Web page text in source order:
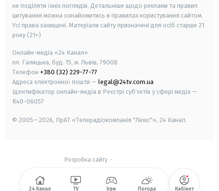
не поділяти їхніх поглядів. Детальніше щодо реклами та правил
цитування можна ознайомитись в правилах користування сайтом.
Усі права захищені. Матеріали сайту призначені для осіб старше 21
року (21+)
Онлайн-медіа «24 Канал»
пл. Галицька, буд. 15, м. Львів, 79008
Телефон +380 (32) 229-77-77
Адреса електронної пошти — legal@24tv.com.ua
Ідентифікатор онлайн-медіа в Реєстрі суб'єктів у сфері медіа —
R40-06057
© 2005—2026, ПрАТ «Телерадіокомпанія "Люкс"», 24 Канал.
Розробка сайту-
24 Канал TV Ігри Погода Кабінет